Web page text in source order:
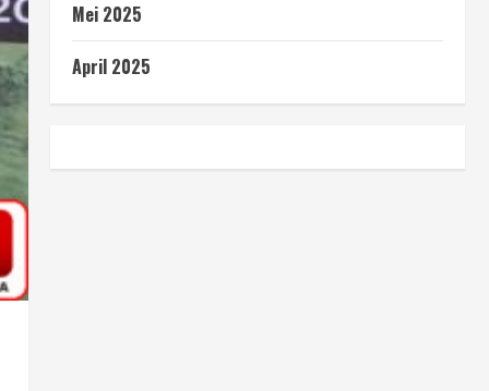
Mei 2025
April 2025